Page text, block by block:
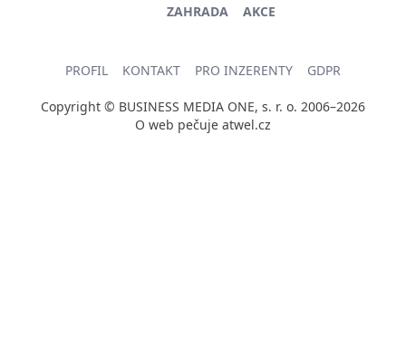
ZAHRADA
AKCE
PROFIL KONTAKT PRO INZERENTY GDPR
Copyright © BUSINESS MEDIA ONE, s. r. o. 2006–2026